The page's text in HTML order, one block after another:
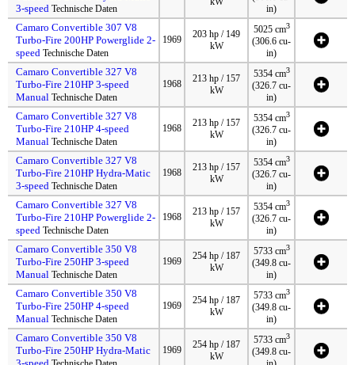
3-speed Technische Daten
in)
Camaro Convertible 307 V8
Turbo-Fire 200HP Powerglide 2-
speed Technische Daten
1969
203 hp / 149
kW
5025 cm3
(306.6 cu-
in)
Camaro Convertible 327 V8
Turbo-Fire 210HP 3-speed
Manual Technische Daten
1968
213 hp / 157
kW
5354 cm3
(326.7 cu-
in)
Camaro Convertible 327 V8
Turbo-Fire 210HP 4-speed
Manual Technische Daten
1968
213 hp / 157
kW
5354 cm3
(326.7 cu-
in)
Camaro Convertible 327 V8
Turbo-Fire 210HP Hydra-Matic
3-speed Technische Daten
1968
213 hp / 157
kW
5354 cm3
(326.7 cu-
in)
Camaro Convertible 327 V8
Turbo-Fire 210HP Powerglide 2-
speed Technische Daten
1968
213 hp / 157
kW
5354 cm3
(326.7 cu-
in)
Camaro Convertible 350 V8
Turbo-Fire 250HP 3-speed
Manual Technische Daten
1969
254 hp / 187
kW
5733 cm3
(349.8 cu-
in)
Camaro Convertible 350 V8
Turbo-Fire 250HP 4-speed
Manual Technische Daten
1969
254 hp / 187
kW
5733 cm3
(349.8 cu-
in)
Camaro Convertible 350 V8
Turbo-Fire 250HP Hydra-Matic
1969
254 hp / 187
kW
5733 cm3
(349.8 cu-